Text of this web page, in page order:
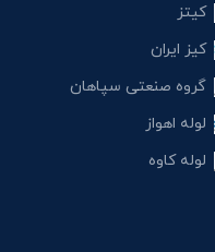
کیتز
کیز ایران
گروه صنعتی سپاهان
لوله اهواز
لوله کاوه